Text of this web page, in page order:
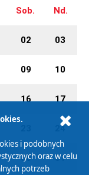
Sob. Nd.
02 03
09 10
16 17
24
30 31
i podobnych
oraz w celu
potrzeb